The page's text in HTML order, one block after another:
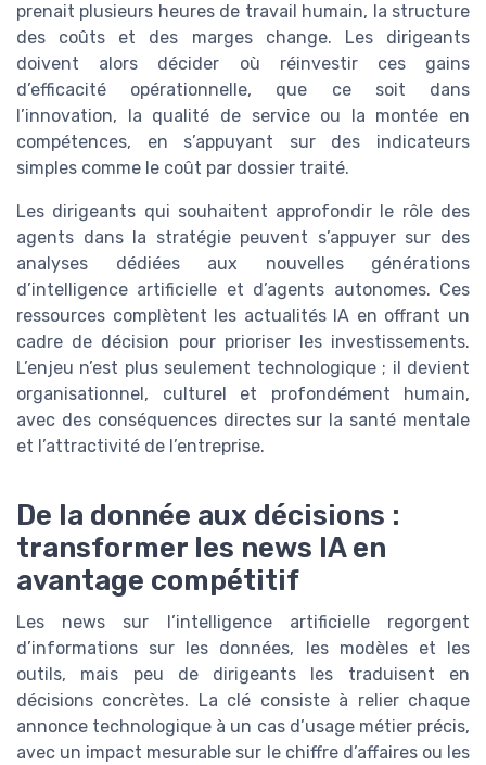
prenait plusieurs heures de travail humain, la structure
des coûts et des marges change. Les dirigeants
doivent alors décider où réinvestir ces gains
d’efficacité opérationnelle, que ce soit dans
l’innovation, la qualité de service ou la montée en
compétences, en s’appuyant sur des indicateurs
simples comme le coût par dossier traité.
Les dirigeants qui souhaitent approfondir le rôle des
agents dans la stratégie peuvent s’appuyer sur des
analyses dédiées aux nouvelles générations
d’intelligence artificielle et d’agents autonomes. Ces
ressources complètent les actualités IA en offrant un
cadre de décision pour prioriser les investissements.
L’enjeu n’est plus seulement technologique ; il devient
organisationnel, culturel et profondément humain,
avec des conséquences directes sur la santé mentale
et l’attractivité de l’entreprise.
De la donnée aux décisions :
transformer les news IA en
avantage compétitif
Les news sur l’intelligence artificielle regorgent
d’informations sur les données, les modèles et les
outils, mais peu de dirigeants les traduisent en
décisions concrètes. La clé consiste à relier chaque
annonce technologique à un cas d’usage métier précis,
avec un impact mesurable sur le chiffre d’affaires ou les